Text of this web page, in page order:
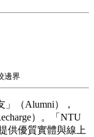
邊界
（Alumni），
）。「NTU
供優質實體與線上